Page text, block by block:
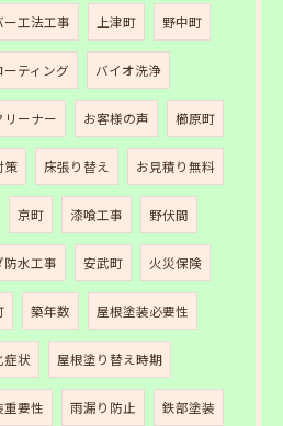
ー工法工事 上津町 野中町
ーティング バイオ洗浄
リーナー お客様の声 櫛原町
策 床張り替え お見積り無料
京町 漆喰工事 野伏間
防水工事 安武町 火災保険
築年数 屋根塗装必要性
症状 屋根塗り替え時期
重要性 雨漏り防止 鉄部塗装